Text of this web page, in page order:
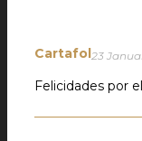
Cartafol 23
Felicidades por